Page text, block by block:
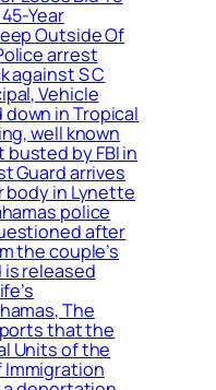
Year
Outside Of
arrest
against S C
Vehicle
in Tropical
well known
busted by FBI in
Guard arrives
body in Lynette
police
after
the couple’s
is released
The
that the
Units of the
Immigration